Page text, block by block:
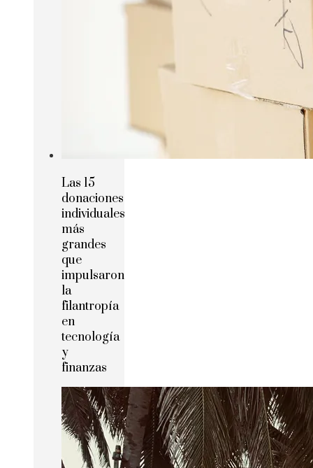
Las 15
donaciones
individuales
más
grandes
que
impulsaron
la
filantropía
en
tecnología
y
finanzas